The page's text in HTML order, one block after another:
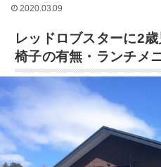
2020.03.09
レッドロブスターに2
椅子の有無・ランチメ